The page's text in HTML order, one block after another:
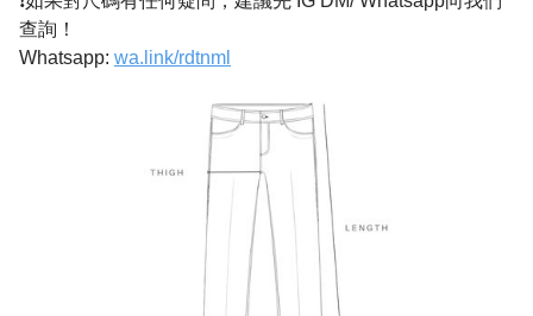
查詢！
Whatsapp: wa.link/rdtnml